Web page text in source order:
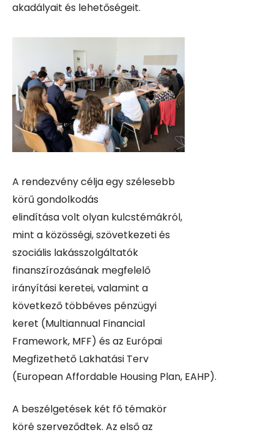
akadályait és lehetőségeit.
A rendezvény célja egy szélesebb
körű gondolkodás
elindítása volt olyan kulcstémákról,
mint a közösségi, szövetkezeti és
szociális lakásszolgáltatók
finanszírozásának megfelelő
irányítási keretei, valamint a
következő többéves pénzügyi
keret (Multiannual Financial
Framework, MFF) és az Európai
Megfizethető Lakhatási Terv
(European Affordable Housing Plan, EAHP).
A beszélgetések két fő témakör
köré szerveződtek. Az első az